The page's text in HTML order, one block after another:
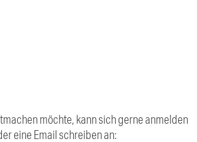
möchte, kann sich gerne anmelden
eine Email schreiben an: